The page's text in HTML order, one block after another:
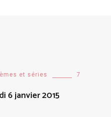
et séries
7
6 janvier 2015